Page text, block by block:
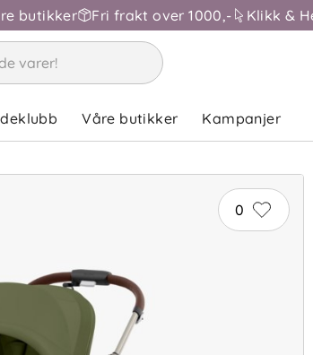
butikker Fri frakt over 1000,- Klikk &
Våre butikker Kampanjer
0